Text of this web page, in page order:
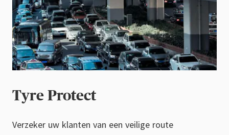
Tyre Protect
Verzeker uw klanten van een veilige route